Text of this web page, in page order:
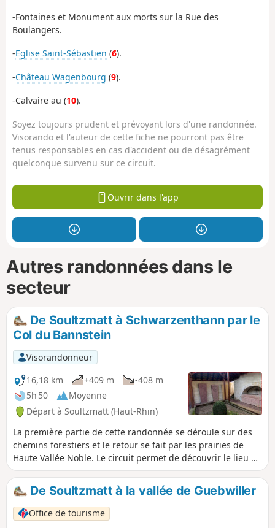
-Fontaines et Monument aux morts sur la Rue des
Boulangers.
-Eglise Saint-Sébastien (6).
-Château Wagenbourg (9).
-Calvaire au (10).
Soyez toujours prudent et prévoyant lors d'une randonnée.
Visorando et l'auteur de cette fiche ne pourront pas être
tenus responsables en cas d'accident ou de désagrément
quelconque survenu sur ce circuit.
Ouvrir dans l'app
Autres randonnées dans le
secteur
De Soultzmatt à Schwarzenthann par le
Col du Bannstein
Visorandonneur
16,18 km
+409 m
-408 m
5h 50
Moyenne
Départ à Soultzmatt (Haut-Rhin)
La première partie de cette randonnée se déroule sur des
chemins forestiers et le retour se fait par les prairies de
Haute Vallée Noble. Le circuit permet de découvrir le lieu de
pèlerinage du Schaefertal (Val du Pâtre), le site mystérieux
de Schwarzenthann, les prairies de Wintzfelden et le
panorama sur le Zinnkoepfle et la Vallée Noble au lieu-dit
Grossfels. Cette randonnée peut être écourtée de près de 4
kilomètres si on choisit comme point de départ le Chapelle
De Soultzmatt à la vallée de Guebwiller
Office de tourisme